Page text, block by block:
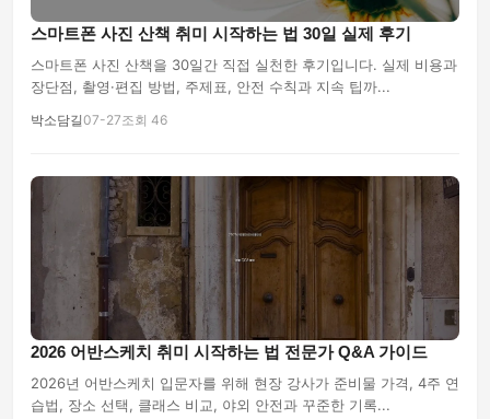
스마트폰 사진 산책 취미 시작하는 법 30일 실제 후기
스마트폰 사진 산책을 30일간 직접 실천한 후기입니다. 실제 비용과
장단점, 촬영·편집 방법, 주제표, 안전 수칙과 지속 팁까...
박소담길07-27조회 46
2026 어반스케치 취미 시작하는 법 전문가 Q&A 가이드
2026년 어반스케치 입문자를 위해 현장 강사가 준비물 가격, 4주 연
습법, 장소 선택, 클래스 비교, 야외 안전과 꾸준한 기록...